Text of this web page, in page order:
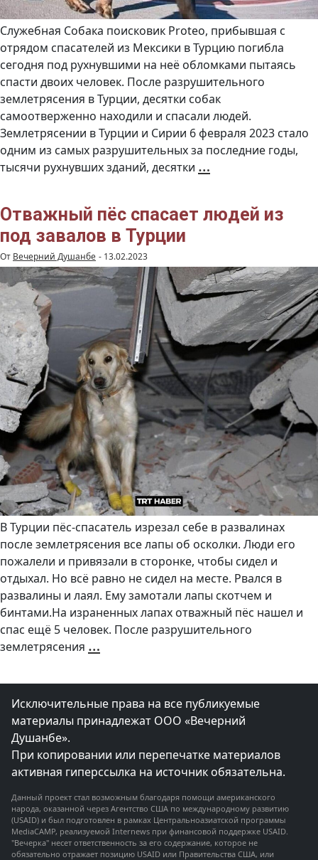
Служебная Собака поисковик Proteo, прибывшая с
отрядом спасателей из Мексики в Турцию погибла
сегодня под рухнувшими на неё обломками пытаясь
спасти двоих человек. После разрушительного
землетрясения в Турции, десятки собак
самоотверженно находили и спасали людей.
Землетрясении в Турции и Сирии 6 февраля 2023 стало
одним из самых разрушительных за последние годы,
тысячи рухнувших зданий, десятки …Турции
погиб
во
время
поиска
людей
Отважный пёс спасает людей из
под завалов в Турции
От Вечерний Душанбе - 13.02.2023
В Турции пёс-спасатель изрезал себе в развалинах
после землетрясения все лапы об осколки. Люди его
пожалели и привязали в сторонке, чтобы сидел и
отдыхал. Но всё равно не сидел на месте. Рвался в
развалины и лаял. Ему замотали лапы скотчем и
бинтами.На израненных лапах отважный пёс нашел и
спас ещё 5 человек. После разрушительного
землетрясения … Отважный
пёс
спасает
под
в
Турции
Исключительные права на все публикуемые
материалы принадлежат ООО «Вечерний
Душанбе».
При копировании или перепечатке материалов
активная гиперссылка на источник обязательна.
Данный проект стал возможным благодаря помощи американского
народа, оказанной через Агентство США по международному развитию
(USAID) и был подготовлен в рамках Центральноазиатской программы
MediaCAMP, реализуемой Internews при финансовой поддержке USAID.
"Вечерка" несет ответственность за его содержание, которое не
обязательно отражает позицию USAID или Правительства США, или